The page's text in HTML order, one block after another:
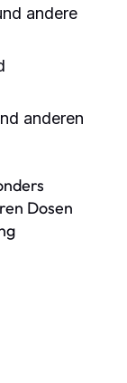
andere
anderen
Dosen